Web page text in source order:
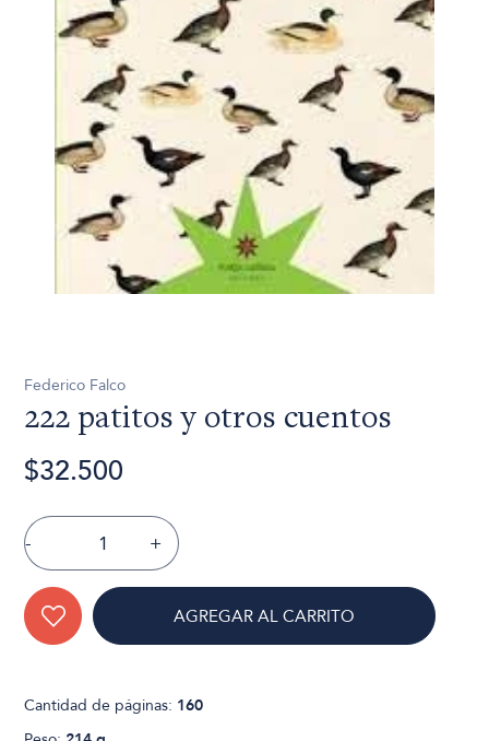
Federico Falco
222 patitos y otros cuentos
$32.500
- +
AGREGAR AL CARRITO
Cantidad de páginas: 160